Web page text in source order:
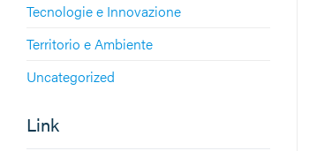
Tecnologie e Innovazione
Territorio e Ambiente
Uncategorized
Link